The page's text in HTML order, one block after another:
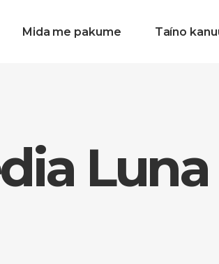
Mida me pakume Taíno